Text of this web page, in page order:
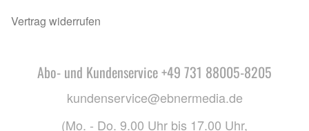
Vertrag widerrufen
Abo- und Kundenservice +49 731 88005-8205
kundenservice@ebnermedia.de
(Mo. - Do. 9.00 Uhr bis 17.00 Uhr,